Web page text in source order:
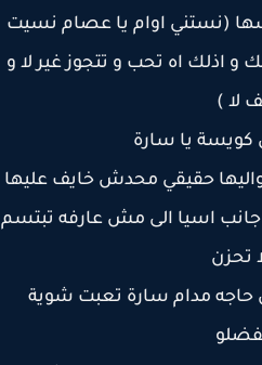
(نستني اوام يا عصام نسيت
اه تحب و تتجوز غير لا و
لا )
يا سارة
حقيقي محدش خايف عليها
اسيا الى مش عارفه تبتسم
مدام سارة تعبت شوية